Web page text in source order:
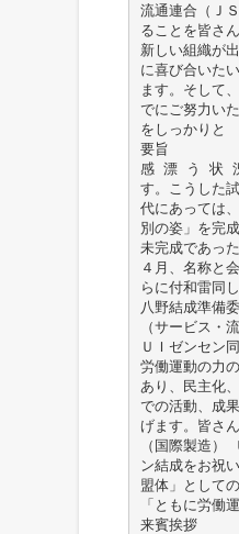
流通連合（Ｊ
ることを皆さ
新しい組織が
に喜び合いた
ます。そして
でにご努力い
をしっかりと
要旨
感 漂 う 状
す。こうした
代にあっては
別の姿」を完
未完成であっ
４月、名称と
らに付和雷同
八野結成準備
（サービス・
ＵＩゼンセン
労働運動の力
あり、民主化
での活動、成
げます。皆さ
（国際製造）
ン結成をお祝
盟体」として
「ともに労働
来賓挨拶